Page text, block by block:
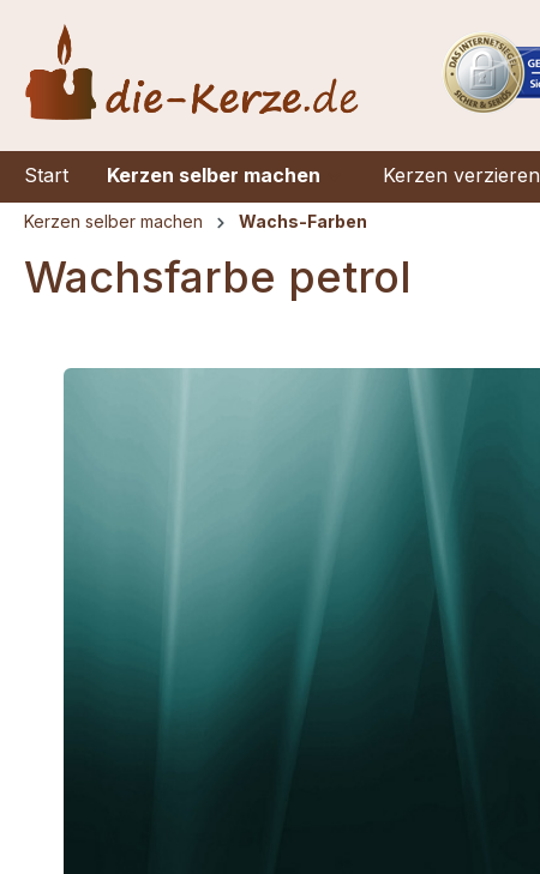
Start Kerzen selber machen Kerzen verzieren
Kerzen selber machen Wachs-Farben
Wachsfarbe petrol
Bildergalerie überspringen